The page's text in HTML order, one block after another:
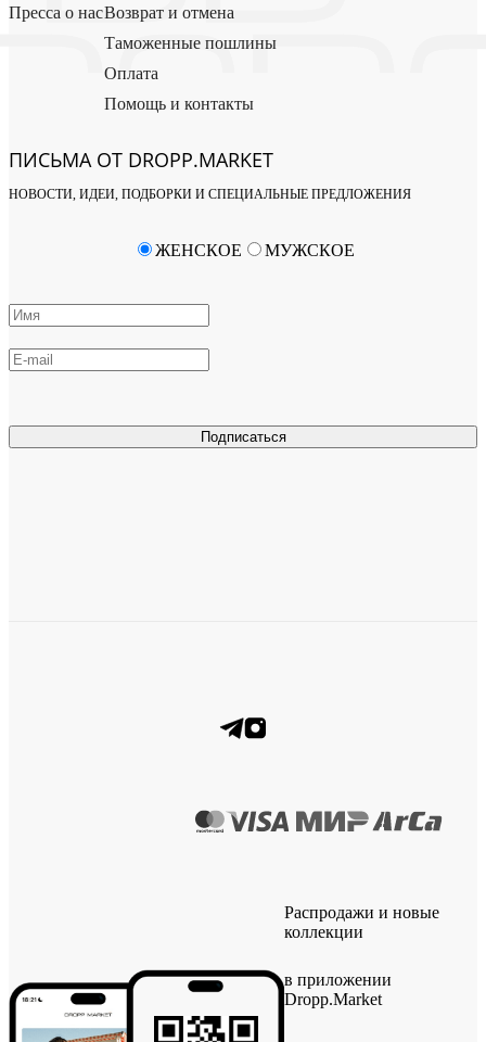
Пресса о насВозврат и отмена
Таможенные пошлины
Оплата
Помощь и контакты
ПИСЬМА ОТ DROPP.MARKET
НОВОСТИ, ИДЕИ, ПОДБОРКИ И СПЕЦИАЛЬНЫЕ ПРЕДЛОЖЕНИЯ
Подписаться
ЖЕНСКОЕ МУЖСКОЕ
Распродажи и новые
коллекции
в приложении
Dropp.Market